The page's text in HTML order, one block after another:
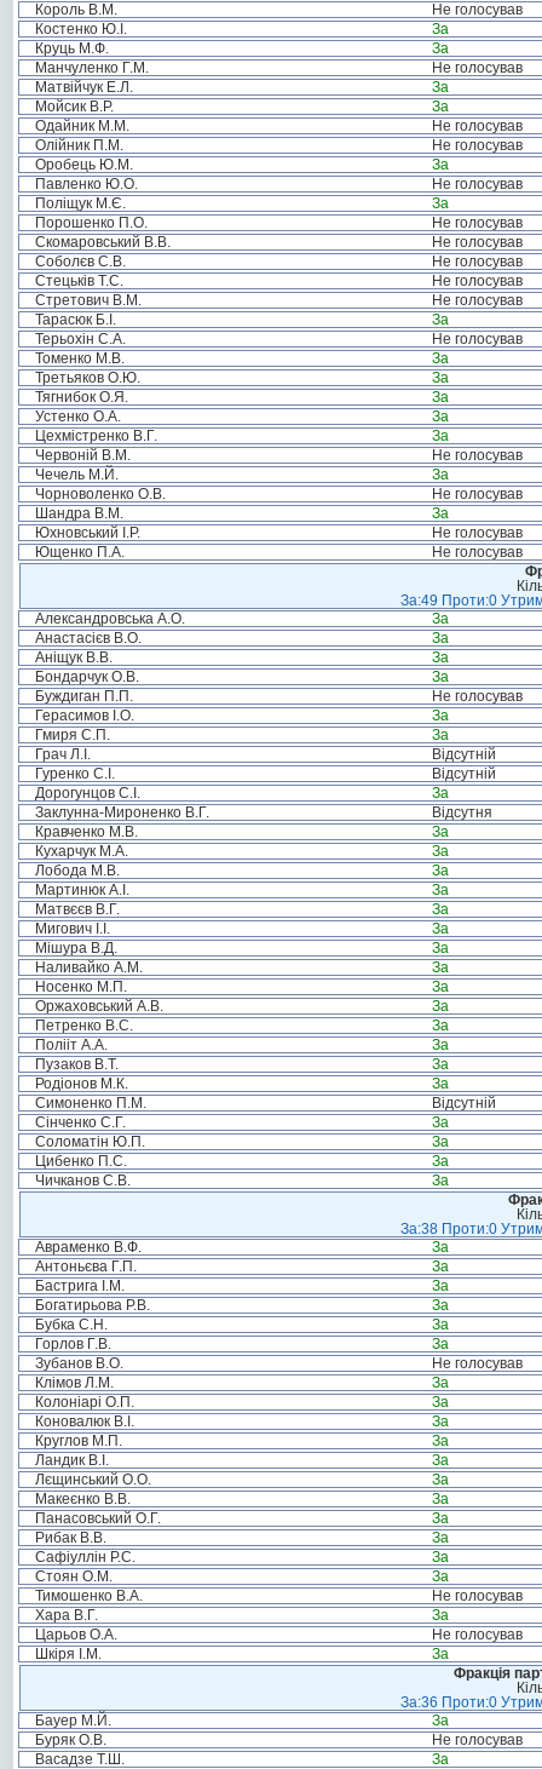
Король В.М.
Не голосував
Костенко Ю.І.
За
Круць М.Ф.
За
Манчуленко Г.М.
Не голосував
Матвійчук Е.Л.
За
Мойсик В.Р.
За
Одайник М.М.
Не голосував
Олійник П.М.
Не голосував
Оробець Ю.М.
За
Павленко Ю.О.
Не голосував
Поліщук М.Є.
За
Порошенко П.О.
Не голосував
Скомаровський В.В.
Не голосував
Соболєв С.В.
Не голосував
Стецьків Т.С.
Не голосував
Стретович В.М.
Не голосував
Тарасюк Б.І.
За
Терьохін С.А.
Не голосував
Томенко М.В.
За
Третьяков О.Ю.
За
Тягнибок О.Я.
За
Устенко О.А.
За
Цехмістренко В.Г.
За
Червоній В.М.
Не голосував
Чечель М.Й.
За
Чорноволенко О.В.
Не голосував
Шандра В.М.
За
Юхновський І.Р.
Не голосував
Ющенко П.А.
Не голосував
За:49 Проти:0
Александровська А.О.
За
Анастасієв В.О.
За
Аніщук В.В.
За
Бондарчук О.В.
За
Буждиган П.П.
Не голосував
Герасимов І.О.
За
Гмиря С.П.
За
Грач Л.І.
Відсутній
Гуренко С.І.
Відсутній
Дорогунцов С.І.
За
Заклунна-Мироненко В.Г.
Відсутня
Кравченко М.В.
За
Кухарчук М.А.
За
Лобода М.В.
За
Мартинюк А.І.
За
Матвєєв В.Г.
За
Мигович І.І.
За
Мішура В.Д.
За
Наливайко А.М.
За
Носенко М.П.
За
Оржаховський А.В.
За
Петренко В.С.
За
Полііт А.А.
За
Пузаков В.Т.
За
Родіонов М.К.
За
Симоненко П.М.
Відсутній
Сінченко С.Г.
За
Соломатін Ю.П.
За
Цибенко П.С.
За
Чичканов С.В.
За
За:38 Проти:0
Авраменко В.Ф.
За
Антоньєва Г.П.
За
Бастрига І.М.
За
Богатирьова Р.В.
За
Бубка С.Н.
За
Горлов Г.В.
За
Зубанов В.О.
Не голосував
Клімов Л.М.
За
Колоніарі О.П.
За
Коновалюк В.І.
За
Круглов М.П.
За
Ландик В.І.
За
Лєщинський О.О.
За
Макеєнко В.В.
За
Панасовський О.Г.
За
Рибак В.В.
За
Сафіуллін Р.С.
За
Стоян О.М.
За
Тимошенко В.А.
Не голосував
Хара В.Г.
За
Царьов О.А.
Не голосував
Шкіря І.М.
За
Фракція
За:36 Проти:0
Бауер М.Й.
За
Буряк О.В.
Не голосував
Васадзе Т.Ш.
За